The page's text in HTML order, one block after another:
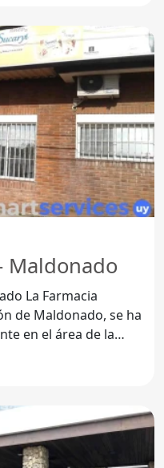
Maldonado
de Maldonado, se ha
en el área de la